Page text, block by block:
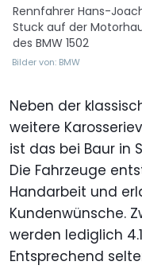
Rennfahrer Hans-
Stuck auf der
des BMW 1502
Bilder von: BMW
Neben der
weitere
ist das bei Baur in
Die Fahrzeuge
Handarbeit und
Kundenwünsche.
werden lediglich
Entsprechend